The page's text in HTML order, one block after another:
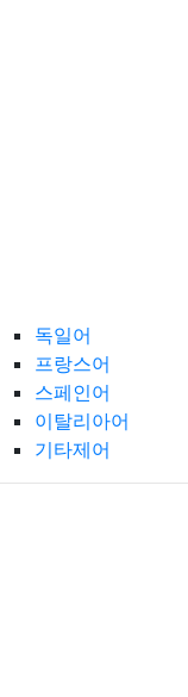
독일어
프랑스어
스페인어
이탈리아어
기타제어